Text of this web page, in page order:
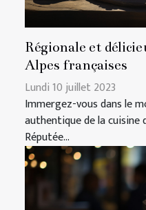
Régionale et
Alpes françaises
Lundi 10 juillet 2023
Immergez-vous dans le
authentique de la cuisine
Réputée...